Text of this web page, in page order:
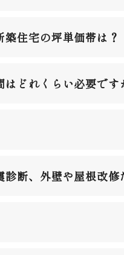
住宅の坪単価帯は？
どれくらい必要です
断、外壁や屋根改